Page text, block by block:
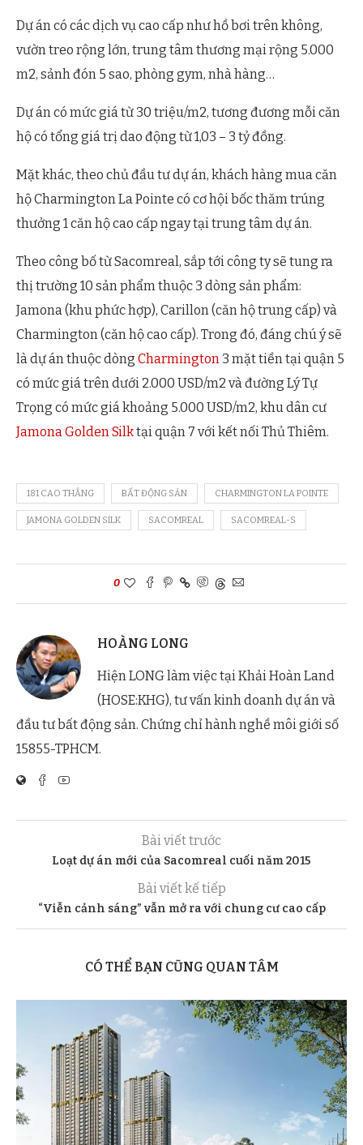
Dự án có các dịch vụ cao cấp như hồ bơi trên không,
vườn treo rộng lớn, trung tâm thương mại rộng 5.000
m2, sảnh đón 5 sao, phòng gym, nhà hàng…
Dự án có mức giá từ 30 triệu/m2, tương đương mỗi căn
hộ có tổng giá trị dao động từ 1,03 – 3 tỷ đồng.
Mặt khác, theo chủ đầu tư dự án, khách hàng mua căn
hộ Charmington La Pointe có cơ hội bốc thăm trúng
thưởng 1 căn hộ cao cấp ngay tại trung tâm dự án.
Theo công bố từ Sacomreal, sắp tới công ty sẽ tung ra
thị trường 10 sản phẩm thuộc 3 dòng sản phẩm:
Jamona (khu phức hợp), Carillon (căn hộ trung cấp) và
Charmington (căn hộ cao cấp). Trong đó, đáng chú ý sẽ
là dự án thuộc dòng Charmington 3 mặt tiền tại quận 5
có mức giá trên dưới 2.000 USD/m2 và đường Lý Tự
Trọng có mức giá khoảng 5.000 USD/m2, khu dân cư
Jamona Golden Silktại quận 7 với kết nối Thủ Thiêm.
181 CAO THẮNG BẤT ĐỘNG SẢN CHARMINGTON LA POINTE
JAMONA GOLDEN SILK SACOMREAL SACOMREAL-S
0
HOÀNG LONG
Hiện LONG làm việc tại Khải Hoàn Land
(HOSE:KHG), tư vấn kinh doanh dự án và
đầu tư bất động sản. Chứng chỉ hành nghề môi giới số
15855-TPHCM.
Bài viết trước
Loạt dự án mới của Sacomreal cuối năm 2015
Bài viết kế tiếp
“Viễn cảnh sáng” vẫn mở ra với chung cư cao cấp
CÓ THỂ BẠN CŨNG QUAN TÂM